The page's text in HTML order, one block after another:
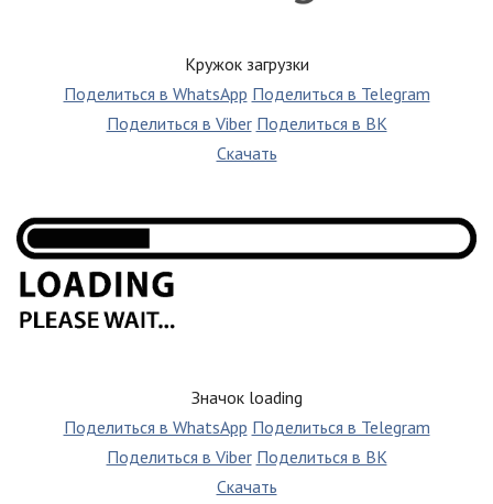
Кружок загрузки
Поделиться в WhatsApp Поделиться в Telegram
Поделиться в Viber Поделиться в ВК
Скачать
Значок loading
Поделиться в WhatsApp Поделиться в Telegram
Поделиться в Viber Поделиться в ВК
Скачать